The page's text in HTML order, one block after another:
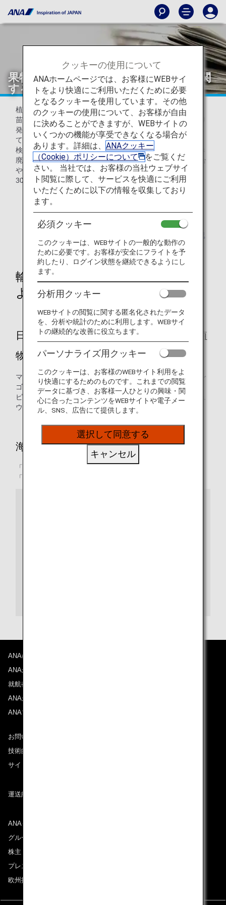
果物・花・穀類など植物の持ち込みに関
する重要なお知らせ（植物防疫所）
植物防疫法により、果実、野菜、穀類、豆類、切花、種子、
苗木等の植物類を日本へ持ち込むには輸出国政府機関により
発行された検査証明書（Phytosanitary certificate）を添付し
て、輸入検査を受ける必要があります。
検査証明書が添付されていない植物は、植物防疫法に基づき
廃棄処分となります。検査証明書を添付せずに輸入した場合
や輸入時の検査を受けなかった場合は、3年以下の懲役又は
300万円以下の罰金が科せられる場合があります。
をご参照下さい。
国・地域から野菜・果物の種類別に規制の有無を確認
できるページ
もご利用下さい。
輸入禁止品（持ち出す国や地域に
よって条件は異なります）
日本への持ち込みが禁止されている主な植
物（生果実）
マンゴウ、パパイヤ、ライチ（レイシ）、リュウガン、リン
ゴ、マンゴスチン、ランブータン、グァバ（バンシロウ）、
ピタヤ（ドラゴンフルーツ）、熟したバナナ、レンブ、キュ
ウリ、インゲン、トウガラシ、トマト
海外の全地域からの持ち込み禁止品
「土」、「土付きの植物」、「植物を害する検疫病害虫」、
「イネワラ及びイネモミ（朝鮮半島及び台湾を除く）」
ANAについて
ANAからのお知らせ
就航都市
ANAがお約束する体験
ANAマイレージクラブ
お問い合わせ
技術的なお問い合わせ（推奨環境）
サイトマップ
運送約款
ANAグループについて
グループ企業一覧
株主・投資家情報
プレスリリース
欧州採用情報
クッキーの使用について
ANAホームページでは、お客様にWEBサイ
トをより快適にご利用いただくために必要
となるクッキーを使用しています。その他
のクッキーの使用について、お客様が自由
に決めることができますが、WEBサイトの
いくつかの機能が享受できなくなる場合が
あります。詳細は、 ANAクッキー
（Cookie）ポリシーについて
をご覧くだ
さい。 当社では、お客様の当社ウェブサイ
ト閲覧に際して、サービスを快適にご利用
いただくために以下の情報を収集しており
ます。
必須クッキー
このクッキーは、WEBサイトの一般的な動作の
ために必要です。お客様が安全にフライトを予
約したり、ログイン状態を継続できるようにし
ます。
分析用クッキー
WEBサイトの閲覧に関する匿名化されたデータ
を、分析や統計のために利用します。WEBサイ
トの継続的な改善に役立ちます。
パーソナライズ用クッキー
このクッキーは、お客様のWEBサイト利用をよ
り快適にするためのものです。これまでの閲覧
データに基づき、お客様一人ひとりの興味・関
心に合ったコンテンツをWEBサイトや電子メー
ル、SNS、広告にて提供します。
選択して同意する
キャンセル